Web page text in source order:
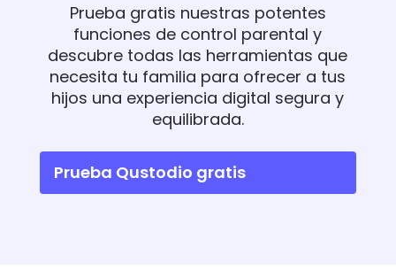
Prueba gratis nuestras potentes
funciones de control parental y
descubre todas las herramientas que
necesita tu familia para ofrecer a tus
hijos una experiencia digital segura y
equilibrada.
Prueba Qustodio gratis